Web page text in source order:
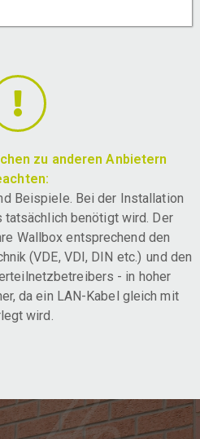
zu anderen Anbietern
Beispiele. Bei der Installation
tatsächlich benötigt wird. Der
Wallbox entsprechend den
(VDE, VDI, DIN etc.) und den
- in hoher
da ein LAN-Kabel gleich mit
wird.